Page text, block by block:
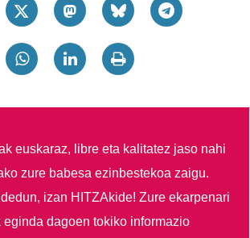
euskaraz, libre eta kalitatez jaso nahi
zure babesa ezinbestekoa zaigu.
izan HITZAkide!Zure ekarpenari
eginda dagoen tokiko informazio